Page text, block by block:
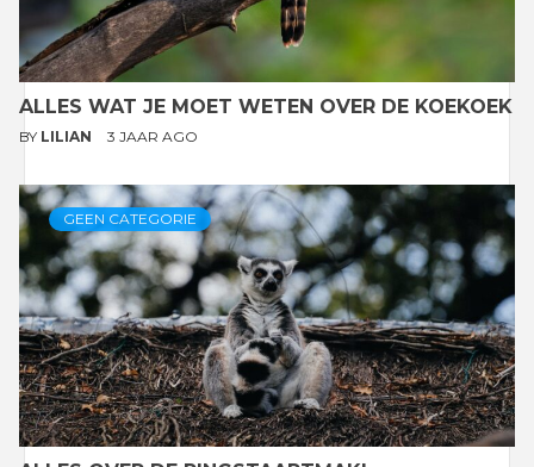
ALLES WAT JE MOET WETEN OVER DE KOEKOEK
BY LILIAN 3 JAAR AGO
GEEN CATEGORIE